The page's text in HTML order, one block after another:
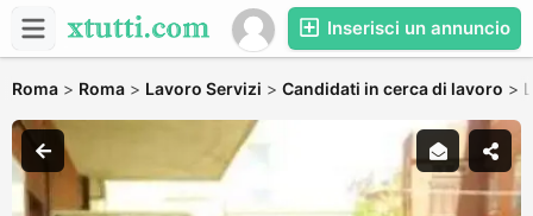
Inserisci un annuncio
Roma > Roma > Lavoro Servizi > Candidati in cerca di lavoro >